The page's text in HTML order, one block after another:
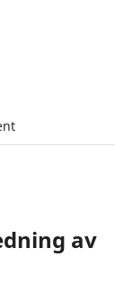
av